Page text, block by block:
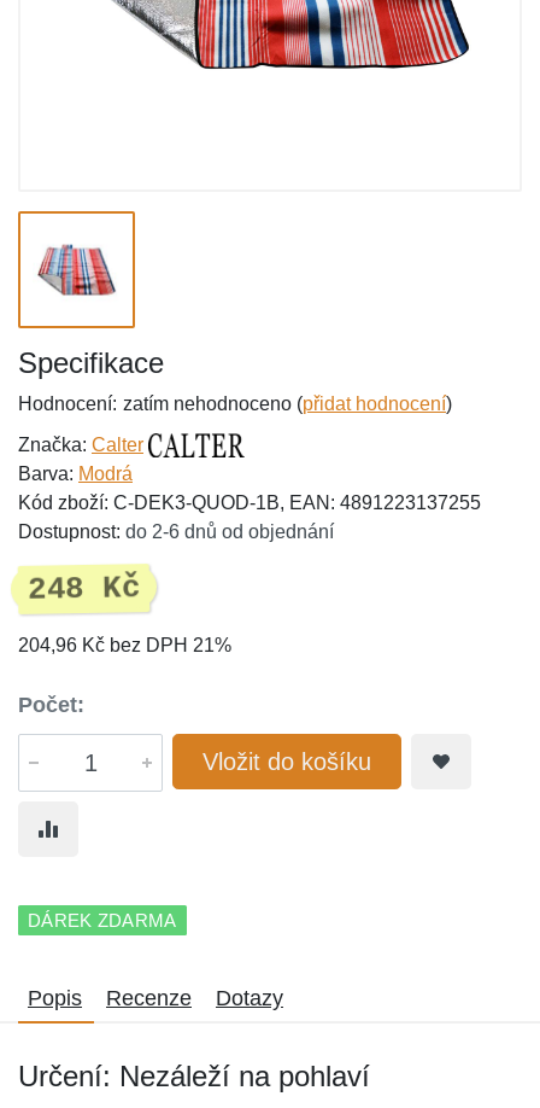
Specifikace
Hodnocení: zatím nehodnoceno (přidat hodnocení)
Značka: Calter
Barva: Modrá
Kód zboží: C-DEK3-QUOD-1B, EAN: 4891223137255
Dostupnost: do 2-6 dnů od objednání
248 Kč
204,96 Kč bez DPH 21%
Počet:
Vložit do košíku
DÁREK ZDARMA
Popis Recenze Dotazy
Určení: Nezáleží na pohlaví